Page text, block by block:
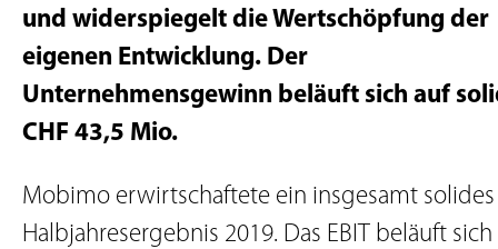
und widerspiegelt die Wertschöpfung der
eigenen Entwicklung. Der
Unternehmensgewinn beläuft sich auf
CHF 43,5 Mio.
Mobimo erwirtschaftete ein insgesamt solides
Halbjahresergebnis 2019. Das EBIT beläuft sich